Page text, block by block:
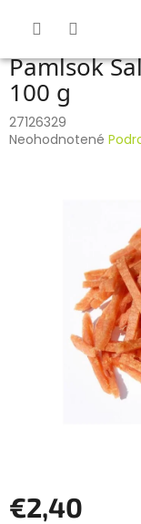
Pamlsok
100 g
27126329
Priemerné
Neohodnotené
€2,40